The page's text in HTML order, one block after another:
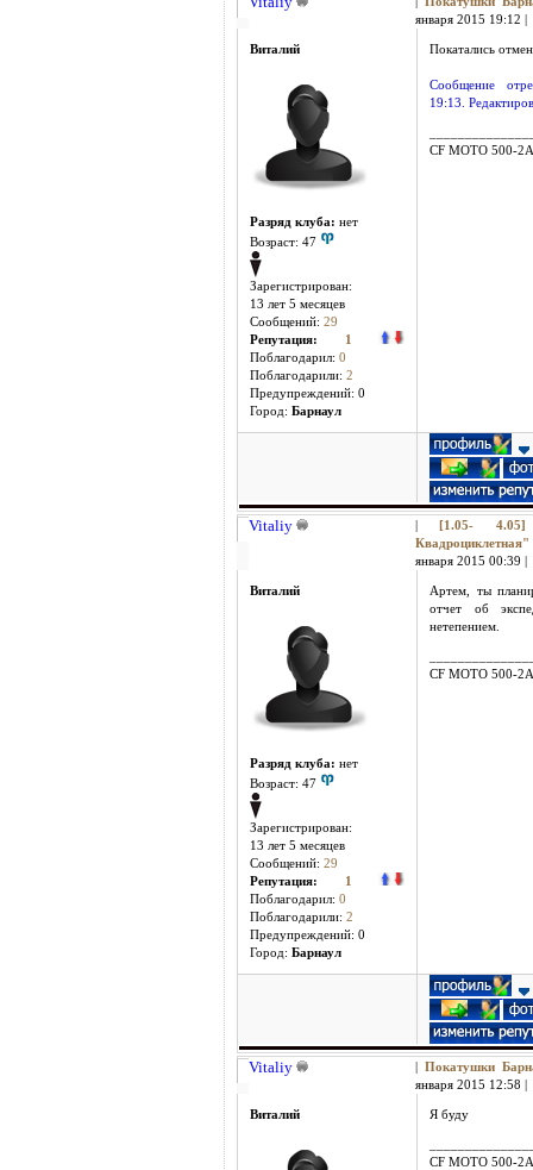
января 2015 19:12 |
Виталий
Разряд клуба: нет
Возраст: 47
Зарегистрирован:
13 лет 5 месяцев
Сообщений: 29
Репутация:
1
Поблагодарил: 0
Поблагодарили: 2
Предупреждений: 0
Город: Барнаул
Покатались
Сообщение
19:13.
CF MOTO 500-2A
Vitaliy
[1.05- 4.05]
января 2015 00:39 |
Виталий
Разряд клуба: нет
Возраст: 47
Зарегистрирован:
13 лет 5 месяцев
Сообщений: 29
Репутация:
1
Поблагодарил: 0
Поблагодарили: 2
Предупреждений: 0
Город: Барнаул
Артем, ты
отчет об
нетепением.
CF MOTO 500-2A
Vitaliy
Покатушки
января 2015 12:58 |
Виталий Я буду
CF MOTO 500-2A